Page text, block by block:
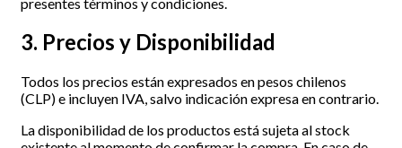
3. Precios y Disponibilidad
Todos los precios están expresados en pesos chilenos
(CLP) e incluyen IVA, salvo indicación expresa en contrario.
La disponibilidad de los productos está sujeta al stock